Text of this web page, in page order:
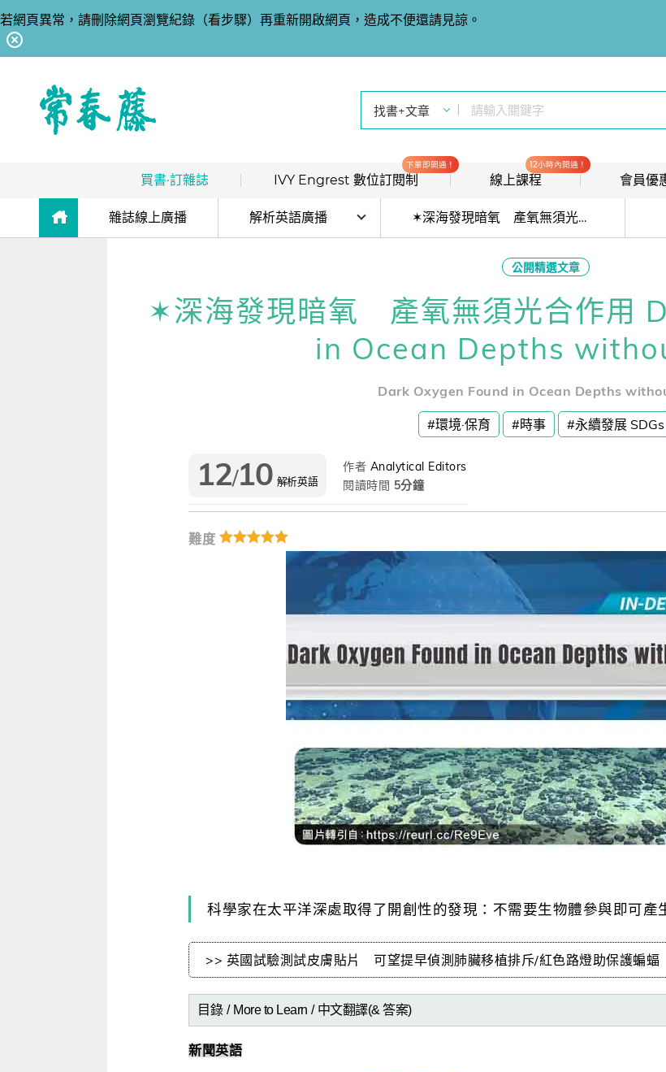
若網頁異常，請刪除網頁瀏覽紀錄（看步驟）再重新開啟網頁，造成不便還請見諒。
買書·訂雜誌
熱銷排行｜最多人買
出版品總覽
升大學系列（新課綱適用）
升科大四技大專系列
大專院校系列
TOEIC 新制多益
TOEIC Bridge多益普級
IELTS 雅思
初級全民英檢
中級全民英檢
桌曆．月曆．行事曆
英語從頭學（英語輕鬆學）系列
啟蒙～國小
IVY Engrest 數位訂閱制
下單即開通！
數位訂閱制介紹
我的閱讀區
高效學習計畫表
我的學習設定 / 記錄
每日 Quiz 複習區
單字收藏 / 小考複習區
我的訂閱·推播設定
訂閱制更新月誌
訂閱讀者回饋宣言
線上課程
12小時內開通！
線上影音課程
會員優
會員限定活動
會員升等辦法
雜誌線上廣播 解析英語廣播 目前位於: ✶深海發現暗氧 產氧無須光合作用 Dark Oxygen Found in Ocean Depths without Light
公開精選文章
✶深海發現暗氧 產氧無須光合作用
in Ocean Depths
Dark Oxygen Found in Ocean Depths
#環境·保育 #時事 #永續發展 SDGs
12/10 解析英語
作者 Analytical Editors
閱讀時間 5分鐘
難度
科學家在太平洋深處取得了開創性的發現：不需要生物體參與即可產
>> 英國試驗測試皮膚貼片 可望提早偵測肺臟移植排斥/紅色路燈助保護蝙
目錄 / More to Learn / 中文翻譯(& 答案)
新聞英語